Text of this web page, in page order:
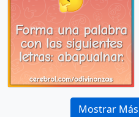
Mostrar